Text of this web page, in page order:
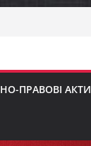
ПРАВОВІ АКТИ